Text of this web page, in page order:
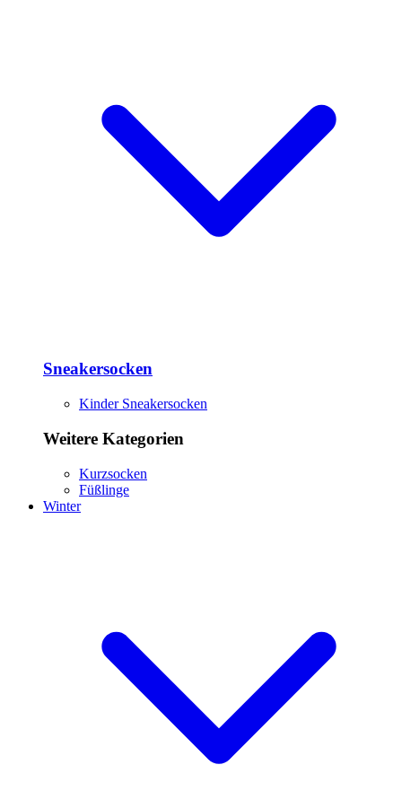
Sneakersocken
Kinder Sneakersocken
Weitere Kategorien
Kurzsocken
Füßlinge
Winter